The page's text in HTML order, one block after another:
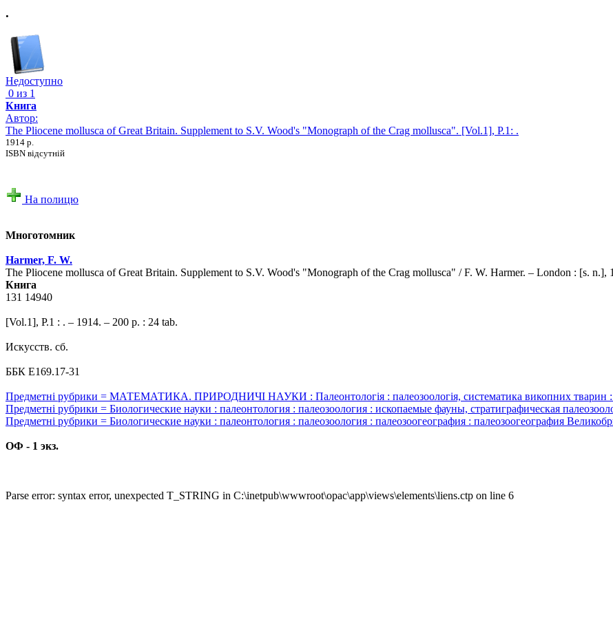
.
Недоступно
0 из 1
Книга
Автор:
The Pliocene mollusca of Great Britain. Supplement to S.V. Wood's "Monograph of the Crag mollusca". [Vol.1], P.1: .
1914 р.
ISBN відсутній
На полицю
Многотомник
Harmer, F. W.
The Pliocene mollusca of Great Britain. Supplement to S.V. Wood's "Monograph of the Crag mollusca" / F. W. Harmer. – London : [s. n.],
Книга
131 14940
[Vol.1], P.1 : . – 1914. – 200 p. : 24 tab.
Искусств. сб.
ББК Е169.17-31
Предметні рубрики = МАТЕМАТИКА. ПРИРОДНИЧІ НАУКИ : Палеонтологія : палеозоологія, систематика викопних тварин :
Предметні рубрики = Биологические науки : палеонтология : палеозоология : ископаемые фауны, стратиграфическая
Предметні рубрики = Биологические науки : палеонтология : палеозоология : палеозоогеография : палеозоогеография
ОФ - 1 экз.
Parse error: syntax error, unexpected T_STRING in C:\inetpub\wwwroot\opac\app\views\elements\liens.ctp on line 6